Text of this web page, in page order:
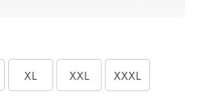
XL XXL XXXL